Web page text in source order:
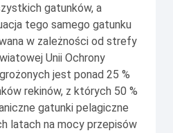
gatunków, a
tego samego gatunku
w zależności od strefy
Unii Ochrony
jest ponad 25 %
rekinów, z których 50 %
gatunki pelagiczne
latach na mocy przepisów